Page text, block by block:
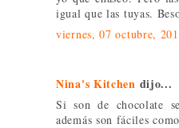
igual que las tuyas.
viernes, 07 octubre,
Nina's Kitchen dijo...
Si son de chocolate
además son fáciles